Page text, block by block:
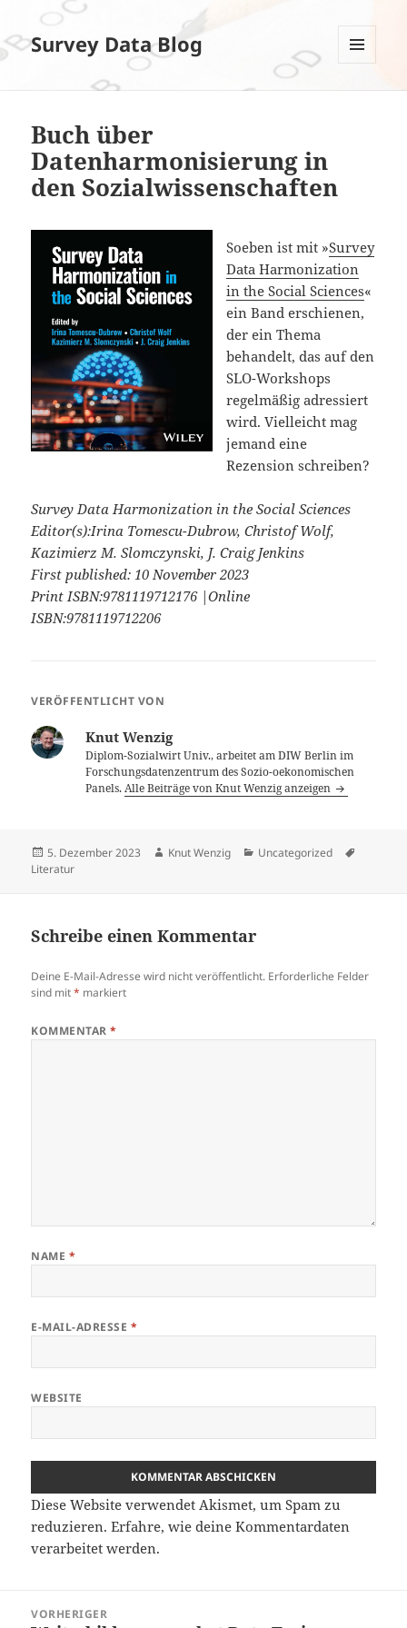
Survey Data Blog
Buch über
Datenharmonisierung in
den Sozialwissenschaften
Soeben ist mit »Survey
Data Harmonization
in the Social Sciences«
ein Band erschienen,
der ein Thema
behandelt, das auf den
SLO-Workshops
regelmäßig adressiert
wird. Vielleicht mag
jemand eine
Rezension schreiben?
Survey Data Harmonization in the Social Sciences
Editor(s):Irina Tomescu-Dubrow, Christof Wolf,
Kazimierz M. Slomczynski, J. Craig Jenkins
First published: 10 November 2023
Print ISBN:9781119712176 |Online
ISBN:9781119712206
VERÖFFENTLICHT VON
Knut Wenzig
Diplom-Sozialwirt Univ., arbeitet am DIW Berlin im
Forschungsdatenzentrum des Sozio-oekonomischen
Panels.Alle Beiträge von Knut Wenzig anzeigen
Veröffentlicht
am
5. Dezember 2023 Autor
Knut Wenzig Kategorien
Uncategorized
Literatur
Schreibe einen Kommentar
Deine E-Mail-Adresse wird nicht veröffentlicht. Erforderliche Felder
sind mit* markiert
KOMMENTAR*
NAME *
E-MAIL-ADRESSE *
WEBSITE
Diese Website verwendet Akismet, um Spam zu
reduzieren.Erfahre, wie deine Kommentardaten
verarbeitet werden.
VORHERIGER